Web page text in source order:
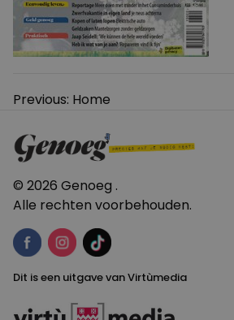
Bericht
Previous: Home
© 2026 Genoeg .
Alle rechten voorbehouden.
Dit is een uitgave van Virtùmedia